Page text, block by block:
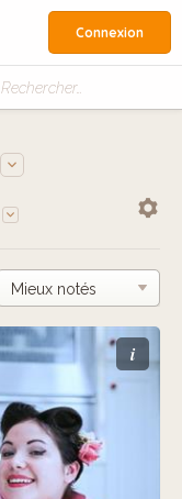
Rechercher…
Connexion
i